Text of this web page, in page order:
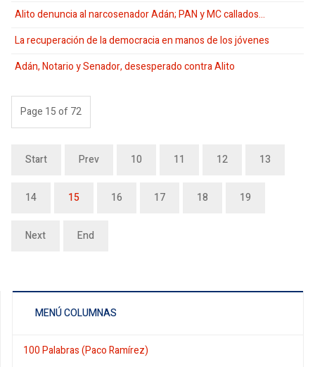
Alito denuncia al narcosenador Adán; PAN y MC callados...
La recuperación de la democracia en manos de los jóvenes
Adán, Notario y Senador, desesperado contra Alito
Page 15 of 72
Start Prev 10 11 12 13
14 15 16 17 18 19
Next End
MENÚ COLUMNAS
100 Palabras (Paco Ramírez)